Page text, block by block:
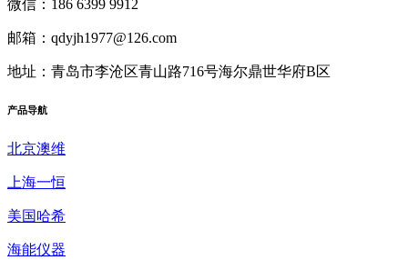
微信：186 6399 9912
邮箱：qdyjh1977@126.com
地址：青岛市李沧区青山路716号海尔鼎世华府B区
产品导航
北京澳维
上海一恒
美国哈希
海能仪器